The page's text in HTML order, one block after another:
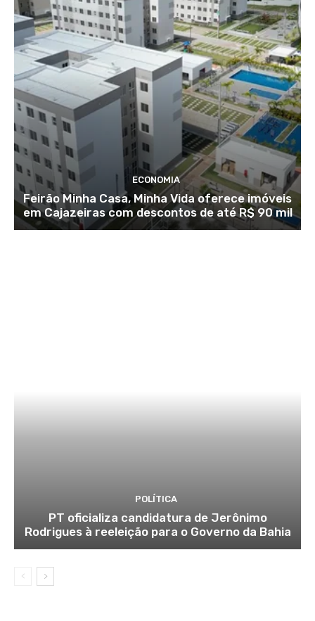
ECONOMIA
Feirão Minha Casa, Minha Vida oferece imóveis
em Cajazeiras com descontos de até R$ 90 mil
POLÍTICA
PT oficializa candidatura de Jerônimo
Rodrigues à reeleição para o Governo da Bahia